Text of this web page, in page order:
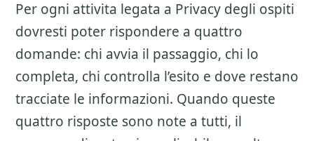
Per ogni attivita legata a Privacy degli ospiti
dovresti poter rispondere a quattro
domande: chi avvia il passaggio, chi lo
completa, chi controlla l’esito e dove restano
tracciate le informazioni. Quando queste
quattro risposte sono note a tutti, il